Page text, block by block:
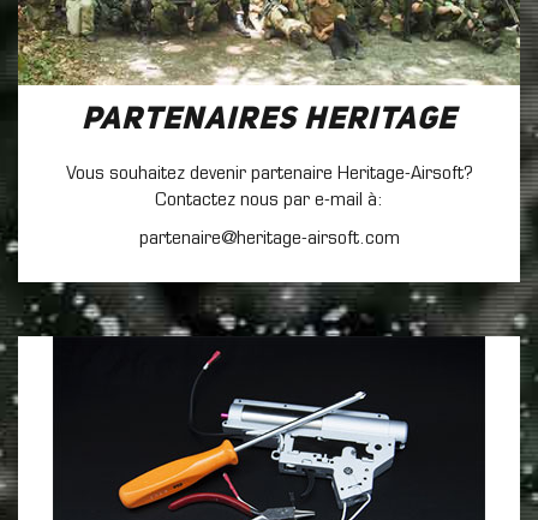
Partenaires Heritage
Vous souhaitez devenir partenaire Heritage-Airsoft?
Contactez nous par e-mail à:
partenaire@heritage-airsoft.com